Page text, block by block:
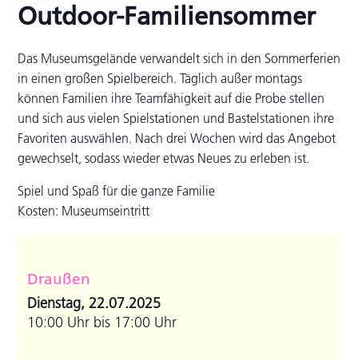
Outdoor-Familiensommer
Das Museumsgelände verwandelt sich in den Sommerferien
in einen großen Spielbereich. Täglich außer montags
können Familien ihre Teamfähigkeit auf die Probe stellen
und sich aus vielen Spielstationen und Bastelstationen ihre
Favoriten auswählen. Nach drei Wochen wird das Angebot
gewechselt, sodass wieder etwas Neues zu erleben ist.
Spiel und Spaß für die ganze Familie
Kosten: Museumseintritt
Draußen
Dienstag, 22.07.2025
10:00 Uhr bis 17:00 Uhr